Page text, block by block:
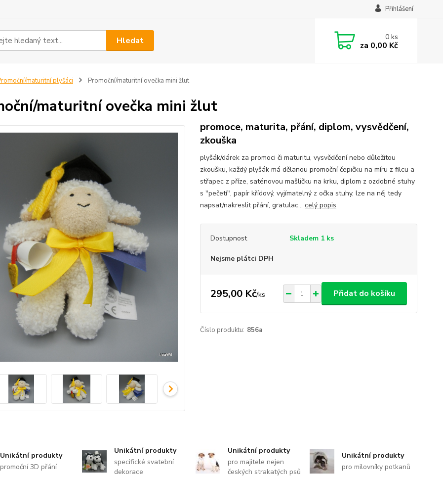
Přihlášení
Hledat 0ks
za 0,00 Kč
maturitní plyšáci Promoční/maturitní ovečka mini žlut
maturitní ovečka mini žlut
promoce, maturita, přání, diplom, vysvědčení,
zkouška
plyšák/dárek za promoci či maturitu, vysvědčení nebo důležitou
zkoušku, každý plyšák má dělanou promoční čepičku na míru z filcu a
střapec z příze, saténovou mašličku na krku, diplom z ozdobné stuhy
s "pečetí", papír křídový, vyjímatelný z očka stuhy, lze na něj tedy
napsat/nakreslit přání, gratulac... celý popis
Dostupnost Skladem 1 ks
Nejsme plátci DPH
295,00 Kč/ks Přidat do košíku
Číslo produktu: 856a
Unikátní produkty
promoční 3D přání
Unikátní produkty
specifické svatební
dekorace
Unikátní produkty
pro majitele nejen
českých strakatých psů
Unikátní produkty
pro milovníky potkanů